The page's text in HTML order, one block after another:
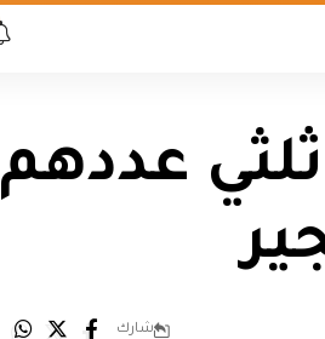
عددهم
شارك